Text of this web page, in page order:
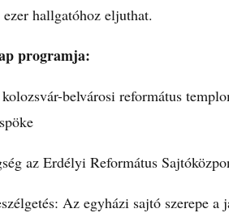
hallgatóhoz eljuthat.
programja:
belvárosi református
az Erdélyi Református
Az egyházi sajtó szerepe a